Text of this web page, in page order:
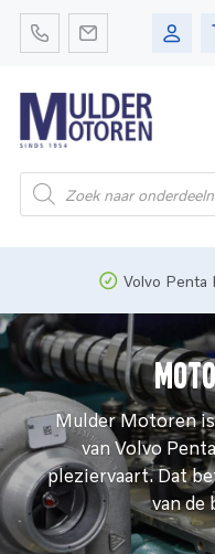
Producten
zoeken
Webshop
Pleziervaart
Onderdelen
Service
Motoren
Bedrijfsvaart
Onderdelen
Industrie
Volvo Penta
Mulder Motoren
van Volvo
pleziervaart. Dat
van de